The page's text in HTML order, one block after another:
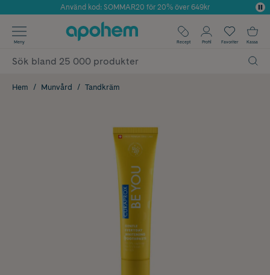
Årets Butik 2025 inom Skönhet
Använd kod: SOMMAR20 för 20% över 649kr
✓ Fri frakt
✓ Poäng på alla köp*
Meny Recept Profil Favoriter Kassa
Hem Munvård Tandkräm